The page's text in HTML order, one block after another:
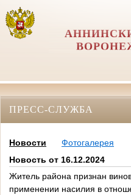
ПРЕСС-СЛУЖБА
Новости
Фотогалерея
Новость от 16.12.2024
Житель района признан
применении насилия в